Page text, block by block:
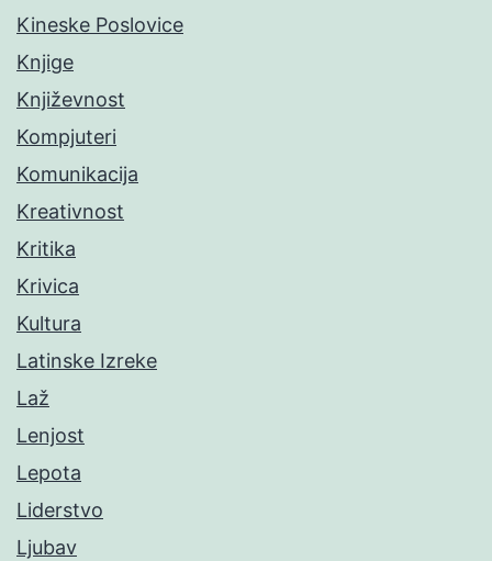
Kineske Poslovice
Knjige
Književnost
Kompjuteri
Komunikacija
Kreativnost
Kritika
Krivica
Kultura
Latinske Izreke
Laž
Lenjost
Lepota
Liderstvo
Ljubav